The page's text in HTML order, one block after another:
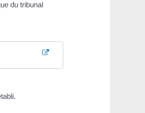
du tribunal